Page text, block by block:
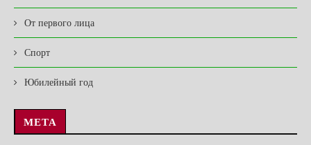
От первого лица
Спорт
Юбилейный год
МЕТА